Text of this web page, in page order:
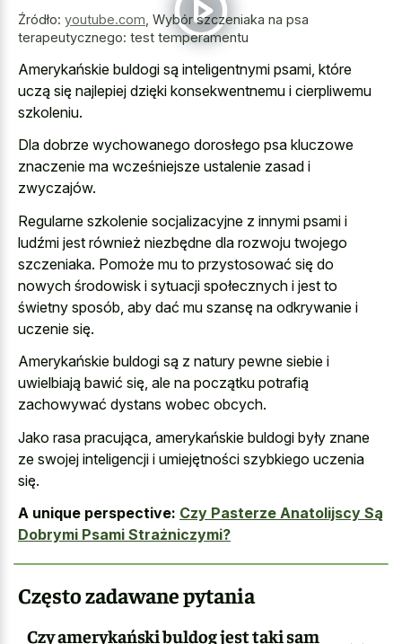
Źródło: youtube.com, Wybór szczeniaka na psa
terapeutycznego: test temperamentu
Amerykańskie buldogi są inteligentnymi psami, które
uczą się najlepiej dzięki konsekwentnemu i cierpliwemu
szkoleniu.
Dla dobrze wychowanego dorosłego psa kluczowe
znaczenie ma wcześniejsze ustalenie zasad i
zwyczajów.
Regularne szkolenie socjalizacyjne z innymi psami i
ludźmi jest również niezbędne dla rozwoju twojego
szczeniaka. Pomoże mu to przystosować się do
nowych środowisk i sytuacji społecznych i jest to
świetny sposób, aby dać mu szansę na odkrywanie i
uczenie się.
Amerykańskie buldogi są z natury pewne siebie i
uwielbiają bawić się, ale na początku potrafią
zachowywać dystans wobec obcych.
Jako rasa pracująca, amerykańskie buldogi były znane
ze swojej inteligencji i umiejętności szybkiego uczenia
się.
A unique perspective: Czy Pasterze Anatolijscy Są
Dobrymi Psami Strażniczymi?
Często zadawane pytania
Czy amerykański buldog jest taki sam